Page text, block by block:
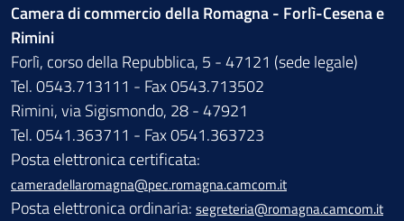
Camera di commercio della Romagna - Forlì-Cesena e
Rimini
Forlì, corso della Repubblica, 5 - 47121 (sede legale)
Tel. 0543.713111 - Fax 0543.713502
Rimini, via Sigismondo, 28 - 47921
Tel. 0541.363711 - Fax 0541.363723
Posta elettronica certificata:
cameradellaromagna@pec.romagna.camcom.it
Posta elettronica ordinaria: segreteria@romagna.camcom.it